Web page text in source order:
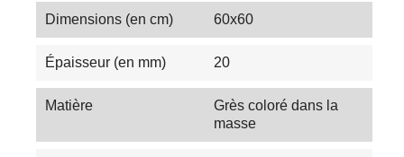
Dimensions (en cm) 60x60
Épaisseur (en mm) 20
Matière
Grès coloré dans la
masse